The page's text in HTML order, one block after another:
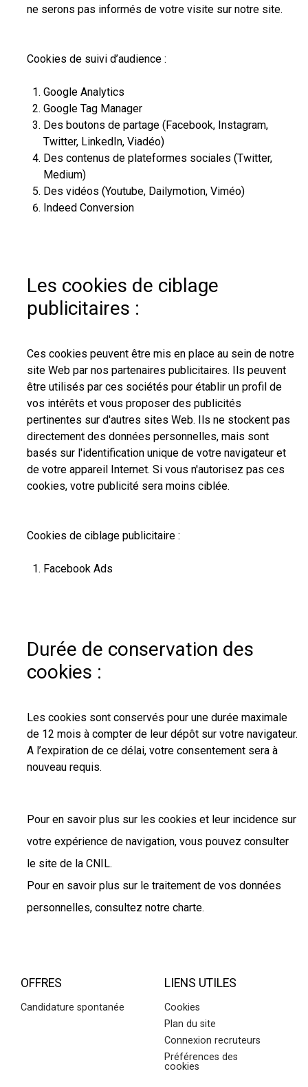
ne serons pas informés de votre visite sur notre site.
Cookies de suivi d’audience :
Google Analytics
Google Tag Manager
Des boutons de partage (Facebook, Instagram,
Twitter, LinkedIn, Viadéo)
Des contenus de plateformes sociales (Twitter,
Medium)
Des vidéos (Youtube, Dailymotion, Viméo)
Indeed Conversion
Les cookies de ciblage
publicitaires :
Ces cookies peuvent être mis en place au sein de notre
site Web par nos partenaires publicitaires. Ils peuvent
être utilisés par ces sociétés pour établir un profil de
vos intérêts et vous proposer des publicités
pertinentes sur d'autres sites Web. Ils ne stockent pas
directement des données personnelles, mais sont
basés sur l'identification unique de votre navigateur et
de votre appareil Internet. Si vous n'autorisez pas ces
cookies, votre publicité sera moins ciblée.
Cookies de ciblage publicitaire :
Facebook Ads
Durée de conservation des
cookies :
Les cookies sont conservés pour une durée maximale
de 12 mois à compter de leur dépôt sur votre navigateur.
A l’expiration de ce délai, votre consentement sera à
nouveau requis.
Pour en savoir plus sur les cookies et leur incidence sur
votre expérience de navigation, vous pouvez consulter
le site de la CNIL.
Pour en savoir plus sur le traitement de vos données
personnelles, consultez notre charte.
OFFRES
Candidature spontanée
LIENS UTILES
Cookies
Plan du site
Connexion recruteurs
Préférences des
cookies